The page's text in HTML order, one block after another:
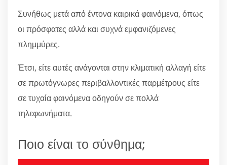
Συνήθως μετά από έντονα καιρικά φαινόμενα, όπως
οι πρόσφατες αλλά και συχνά εμφανιζόμενες
πλημμύρες.
Έτσι, είτε αυτές ανάγονται στην κλιματική αλλαγή είτε
σε πρωτόγνωρες περιβαλλοντικές παρμέτρους είτε
σε τυχαία φαινόμενα οδηγούν σε πολλά
τηλεφωνήματα.
Ποιο είναι το σύνθημα;